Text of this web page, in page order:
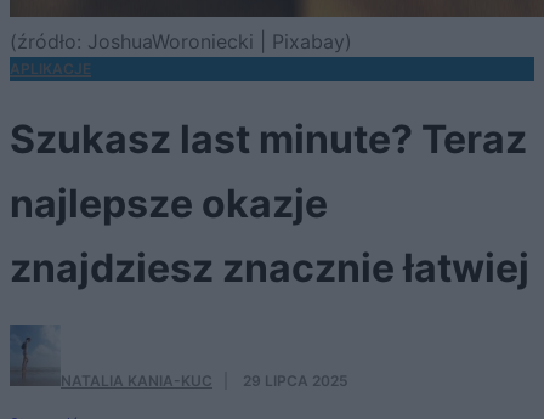
(źródło: JoshuaWoroniecki | Pixabay)
APLIKACJE
Szukasz last minute? Teraz
najlepsze okazje
znajdziesz znacznie łatwiej
NATALIA KANIA-KUC 29 LIPCA 2025